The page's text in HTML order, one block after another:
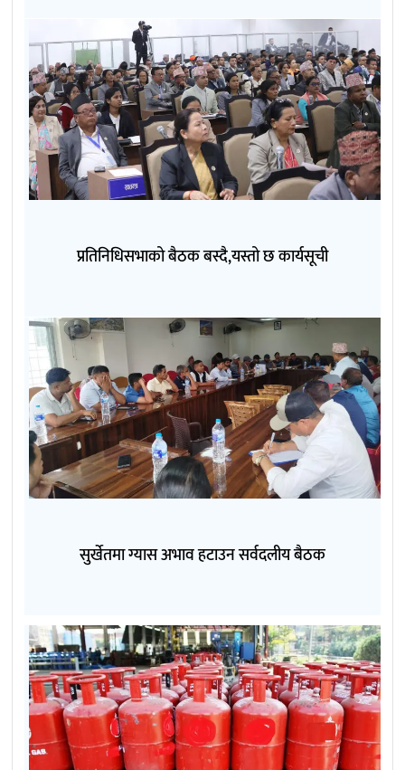
प्रतिनिधिसभाको बैठक बस्दै,यस्तो छ कार्यसूची
सुर्खेतमा ग्यास अभाव हटाउन सर्वदलीय बैठक